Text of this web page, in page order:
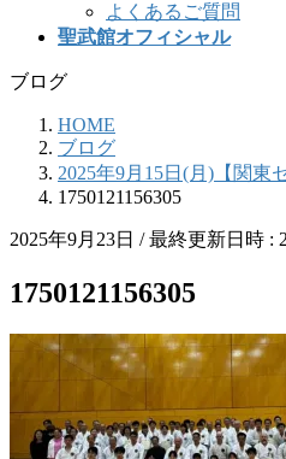
よくあるご質問
聖武館オフィシャル
ブログ
HOME
ブログ
2025年9月15日(月)【関東
1750121156305
2025年9月23日 / 最終更新日時 :
1750121156305